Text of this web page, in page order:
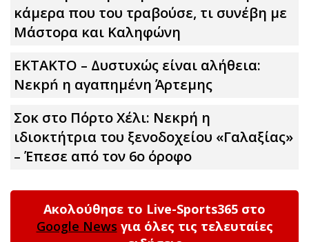
κάμερα που του τραβούσε, τι συνέβη με
Μάστορα και Καληφώνη
ΕΚΤΑΚΤΟ – Δυστυxώς είναι αλήθεια:
Νεκpń η αγαπημένη Άρτεμης
Σoκ στο Πόρτο Χέλι: Νεκpή η
ιδιοκτήτρια του ξενοδοχείου «Γαλαξίας»
– Έπεσε από τον 6ο όροφο
Ακολούθησε το Live-Sports365 στο
Google News για όλες τις τελευταίες